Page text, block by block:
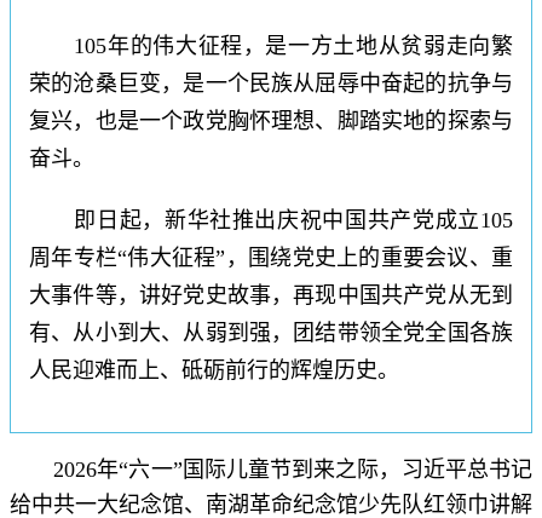
105年的伟大征程，是一方土地从贫弱走向繁
荣的沧桑巨变，是一个民族从屈辱中奋起的抗争与
复兴，也是一个政党胸怀理想、脚踏实地的探索与
奋斗。
即日起，新华社推出庆祝中国共产党成立105
周年专栏“伟大征程”，围绕党史上的重要会议、重
大事件等，讲好党史故事，再现中国共产党从无到
有、从小到大、从弱到强，团结带领全党全国各族
人民迎难而上、砥砺前行的辉煌历史。
2026年“六一”国际儿童节到来之际，习近平总书记
给中共一大纪念馆、南湖革命纪念馆少先队红领巾讲解